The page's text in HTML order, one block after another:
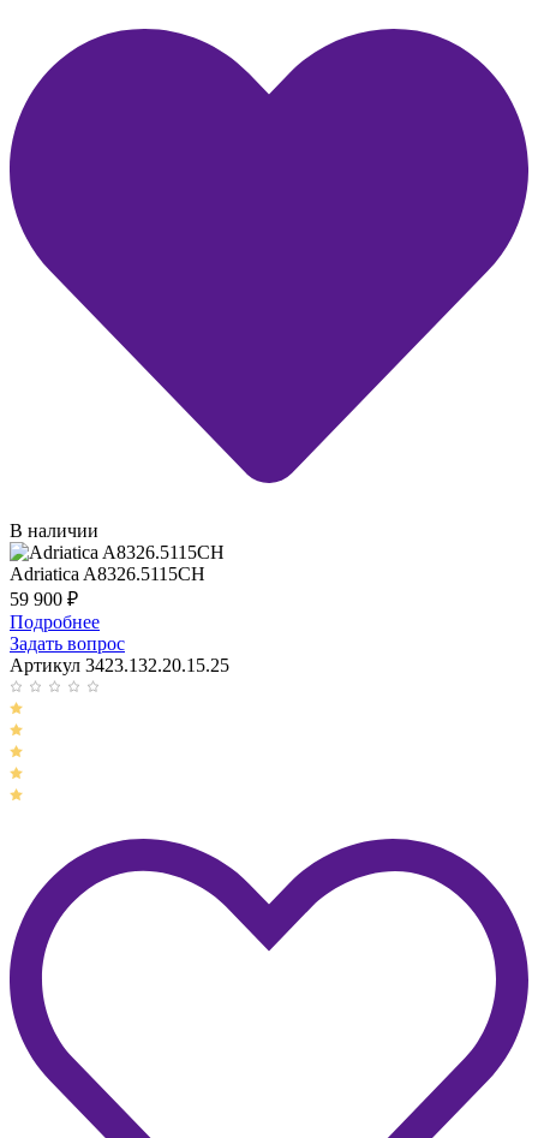
В наличии
Adriatica A8326.5115CH
59 900 ₽
Подробнее
Задать вопрос
Артикул 3423.132.20.15.25